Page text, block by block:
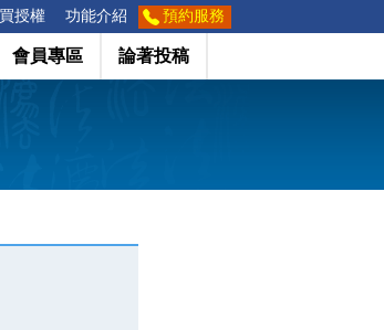
授權 功能介紹 預約服務
會員專區 論著投稿